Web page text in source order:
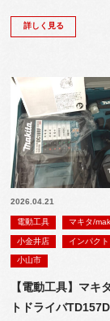
詳しく見る
2026.04.21
電動工具 マキタ/
小金井店 インパク
小山市
【電動工具】マキ
トドライバ